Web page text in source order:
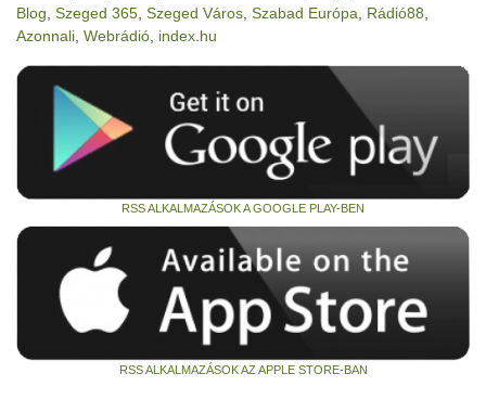
Blog Szeged 365 Szeged Város Szabad Európa Rádió88
Azonnali Webrádió index.hu
RSS ALKALMAZÁSOK A GOOGLE PLAY-BEN
RSS ALKALMAZÁSOK AZ APPLE STORE-BAN